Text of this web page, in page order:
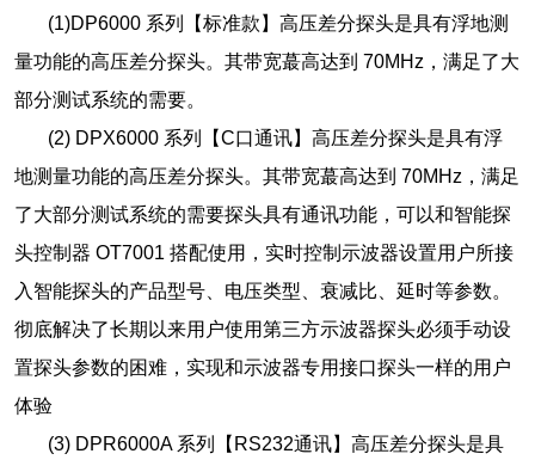
(1)DP6000 系列【标准款】高压差分探头是具有浮地测
量功能的高压差分探头。其带宽蕞高达到 70MHz，满足了大
部分测试系统的需要。
(2) DPX6000 系列【C口通讯】高压差分探头是具有浮
地测量功能的高压差分探头。其带宽蕞高达到 70MHz，满足
了大部分测试系统的需要探头具有通讯功能，可以和智能探
头控制器 OT7001 搭配使用，实时控制示波器设置用户所接
入智能探头的产品型号、电压类型、衰减比、延时等参数。
彻底解决了长期以来用户使用第三方示波器探头必须手动设
置探头参数的困难，实现和示波器专用接口探头一样的用户
体验
(3) DPR6000A 系列【RS232通讯】高压差分探头是具